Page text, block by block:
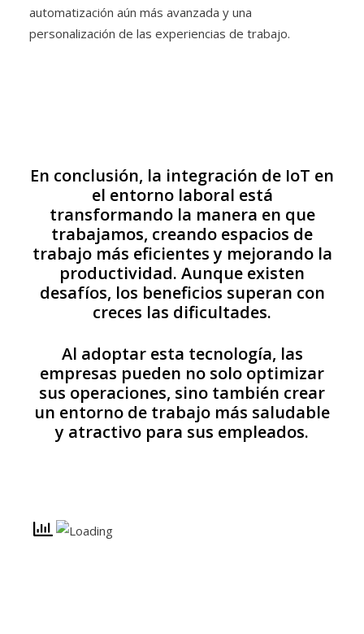
automatización aún más avanzada y una
personalización de las experiencias de trabajo.
En conclusión, la integración de IoT en
el entorno laboral está
transformando la manera en que
trabajamos, creando espacios de
trabajo más eficientes y mejorando la
productividad. Aunque existen
desafíos, los beneficios superan con
creces las dificultades.
Al adoptar esta tecnología, las
empresas pueden no solo optimizar
sus operaciones, sino también crear
un entorno de trabajo más saludable
y atractivo para sus empleados.